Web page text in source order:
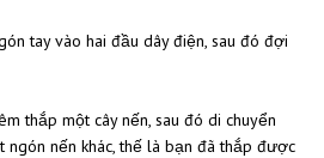
tay vào hai đầu dây điện, sau đó đợi
thắp một cây nến, sau đó di chuyển
ngón nến khác, thế là bạn đã thắp được